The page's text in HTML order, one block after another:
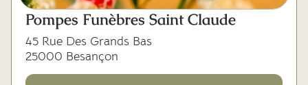
Pompes Funèbres Saint Claude
45 Rue Des Grands Bas
25000 Besançon